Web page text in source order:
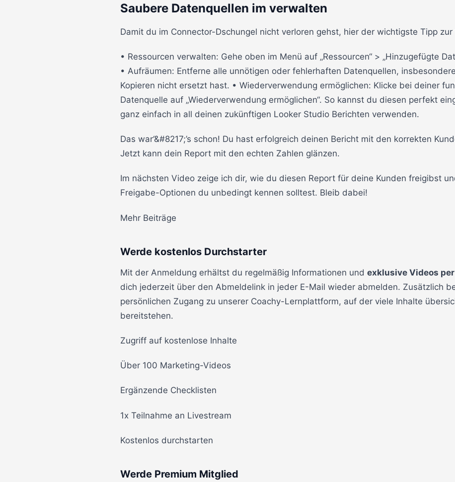
Saubere Datenquellen im verwalten
Damit du im Connector-Dschungel nicht verloren gehst, hier der wichtigste Tipp zur
• Ressourcen verwalten: Gehe oben im Menü auf „Ressourcen“ > „Hinzugefügte
• Aufräumen: Entferne alle unnötigen oder fehlerhaften Datenquellen,
Kopieren nicht ersetzt hast. • Wiederverwendung ermöglichen: Klicke bei deiner
Datenquelle auf „Wiederverwendung ermöglichen“. So kannst du diesen perfekt
ganz einfach in all deinen zukünftigen Looker Studio Berichten verwenden.
Das war‘&#8217;’s schon! Du hast erfolgreich deinen Bericht mit den korrekten
Jetzt kann dein Report mit den echten Zahlen glänzen.
Im nächsten Video zeige ich dir, wie du diesen Report für deine Kunden freigibst
Freigabe-Optionen du unbedingt kennen solltest. Bleib dabei!
Mehr Beiträge
Werde kostenlos Durchstarter
Mit der Anmeldung erhältst du regelmäßig Informationen und exklusive Videos
dich jederzeit über den Abmeldelink in jeder E-Mail wieder abmelden. Zusätzlich
persönlichen Zugang zu unserer Coachy-Lernplattform, auf der viele Inhalte
bereitstehen.
Zugriff auf kostenlose Inhalte
Über 100 Marketing-Videos
Ergänzende Checklisten
1x Teilnahme an Livestream
Kostenlos durchstarten
Werde Premium Mitglied